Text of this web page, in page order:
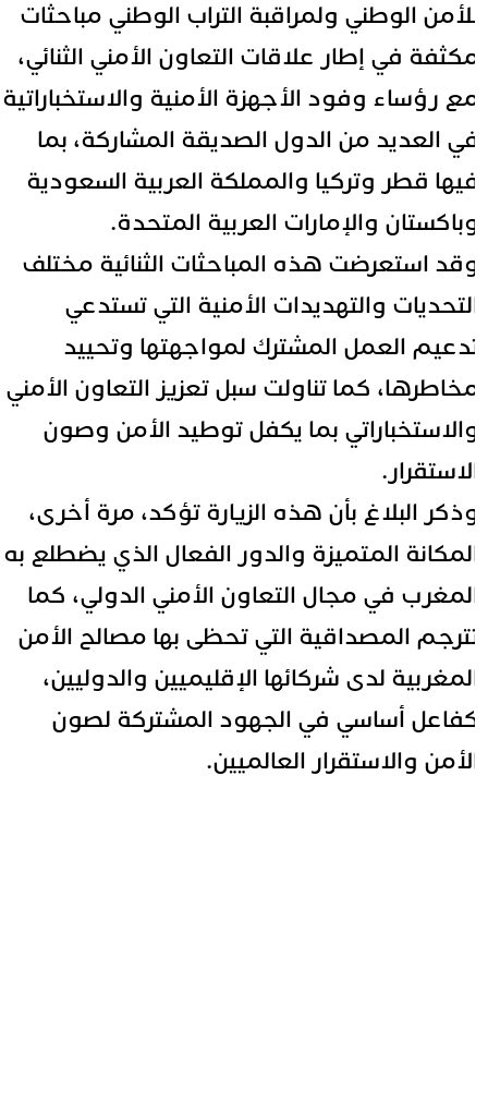
الوطني ولمراقبة التراب الوطني مباحثات
في إطار علاقات التعاون الأمني الثنائي،
رؤساء وفود الأجهزة الأمنية والاستخباراتية
العديد من الدول الصديقة المشاركة، بما
قطر وتركيا والمملكة العربية السعودية
والإمارات العربية المتحدة.
استعرضت هذه المباحثات الثنائية مختلف
والتهديدات الأمنية التي تستدعي
العمل المشترك لمواجهتها وتحييد
كما تناولت سبل تعزيز التعاون الأمني
بما يكفل توطيد الأمن وصون
البلاغ بأن هذه الزيارة تؤكد، مرة أخرى،
المتميزة والدور الفعال الذي يضطلع به
في مجال التعاون الأمني الدولي، كما
المصداقية التي تحظى بها مصالح الأمن
لدى شركائها الإقليميين والدوليين،
أساسي في الجهود المشتركة لصون
والاستقرار العالميين.